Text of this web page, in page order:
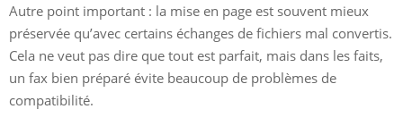
Autre point important : la mise en page est souvent mieux
préservée qu’avec certains échanges de fichiers mal convertis.
Cela ne veut pas dire que tout est parfait, mais dans les faits,
un fax bien préparé évite beaucoup de problèmes de
compatibilité.